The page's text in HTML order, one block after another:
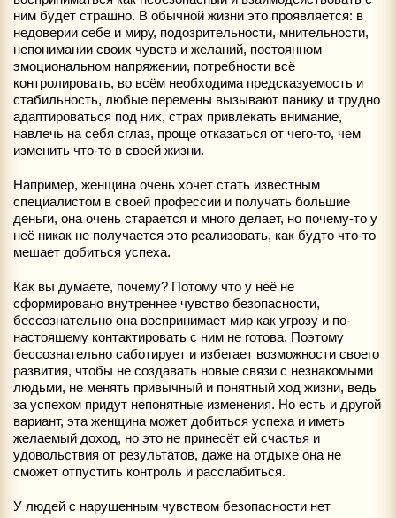
ним будет страшно. В обычной жизни это проявляется: в
недоверии себе и миру, подозрительности, мнительности,
непонимании своих чувств и желаний, постоянном
эмоциональном напряжении, потребности всё
контролировать, во всём необходима предсказуемость и
стабильность, любые перемены вызывают панику и трудно
адаптироваться под них, страх привлекать внимание,
навлечь на себя сглаз, проще отказаться от чего-то, чем
изменить что-то в своей жизни.
Например, женщина очень хочет стать известным
специалистом в своей профессии и получать большие
деньги, она очень старается и много делает, но почему-то у
неё никак не получается это реализовать, как будто что-то
мешает добиться успеха.
Как вы думаете, почему? Потому что у неё не
сформировано внутреннее чувство безопасности,
бессознательно она воспринимает мир как угрозу и по-
настоящему контактировать с ним не готова. Поэтому
бессознательно саботирует и избегает возможности своего
развития, чтобы не создавать новые связи с незнакомыми
людьми, не менять привычный и понятный ход жизни, ведь
за успехом придут непонятные изменения. Но есть и другой
вариант, эта женщина может добиться успеха и иметь
желаемый доход, но это не принесёт ей счастья и
удовольствия от результатов, даже на отдыхе она не
сможет отпустить контроль и расслабиться.
У людей с нарушенным чувством безопасности нет